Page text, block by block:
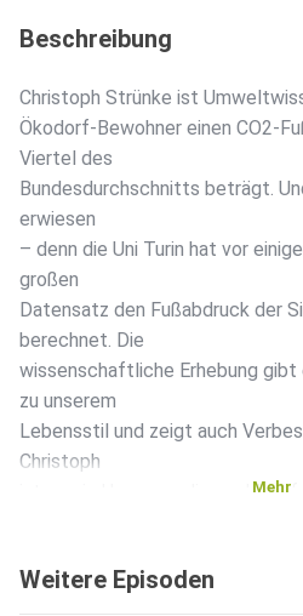
Beschreibung
Christoph Strünke ist
Ökodorf-Bewohner einen CO2-
Viertel des
Bundesdurchschnitts beträgt.
erwiesen
– denn die Uni Turin hat vor
großen
Datensatz den Fußabdruck der
berechnet. Die
wissenschaftliche Erhebung
zu unserem
Lebensstil und zeigt auch
Christoph
ist es ein Herzensanliegen
der
Mehr
Weitere Episoden